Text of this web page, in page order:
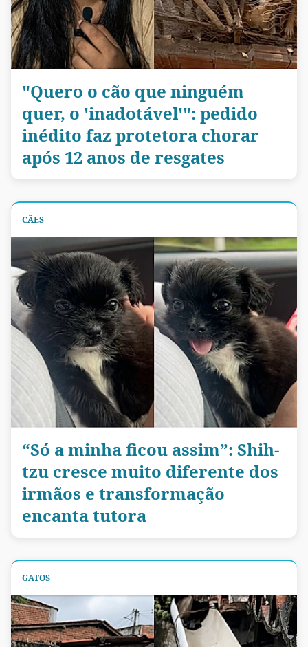
"Quero o cão que ninguém
quer, o 'inadotável'": pedido
inédito faz protetora chorar
após 12 anos de resgates
CÃES
“Só a minha ficou assim”: Shih-
tzu cresce muito diferente dos
irmãos e transformação
encanta tutora
GATOS